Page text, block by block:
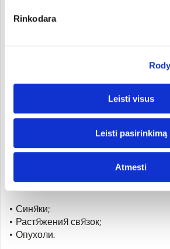
Rinkodara
Leisti visus
Leisti pasirinkimą
Atmesti
мышц или суставов. Для наружного
Угревая, жирная и воспаленная
Экзема и сыпь;
псориаз (уменьшает зуд);
Перхоть и зуд кожи головы.
Суставные и мышечные жалобы
травмы):
Синяки;
Растяжения связок;
Опухоли.